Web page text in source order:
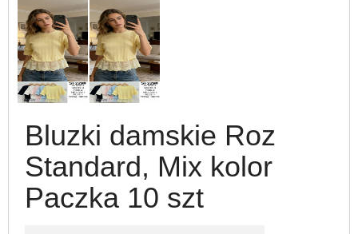
Bluzki damskie Roz
Standard, Mix kolor
Paczka 10 szt